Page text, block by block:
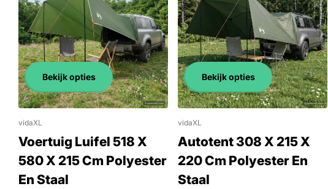
Bekijk opties
vidaXL
Voertuig Luifel 518 X
580 X 215 Cm Polyester
En Staal
Bekijk opties
vidaXL
Autotent 308 X 215 X
220 Cm Polyester En
Staal